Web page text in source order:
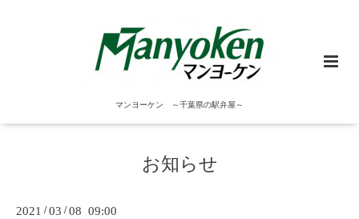
マンヨーケン ～千葉県の駅弁屋～
お知らせ
2021 /03 /08 09:00